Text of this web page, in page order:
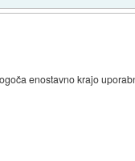
enostavno krajo